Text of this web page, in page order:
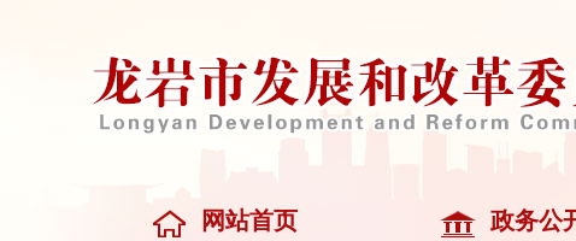
网站首页 政务公